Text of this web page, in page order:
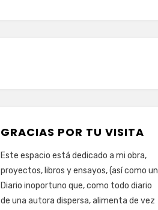
GRACIAS POR TU VISITA
Este espacio está dedicado a mi obra,
proyectos, libros y ensayos, (así como un
Diario inoportuno que, como todo diario
de una autora dispersa, alimenta de vez